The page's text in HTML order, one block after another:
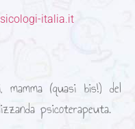
italia.it
mamma (quasi bis!) del
psicoterapeuta.